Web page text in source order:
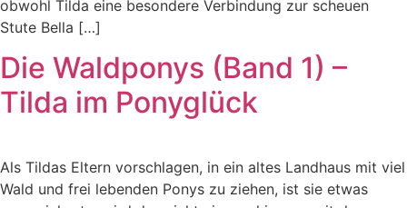
obwohl Tilda eine besondere Verbindung zur scheuen
Stute Bella […]
Die Waldponys (Band 1) –
Tilda im Ponyglück
Als Tildas Eltern vorschlagen, in ein altes Landhaus mit viel
Wald und frei lebenden Ponys zu ziehen, ist sie etwas